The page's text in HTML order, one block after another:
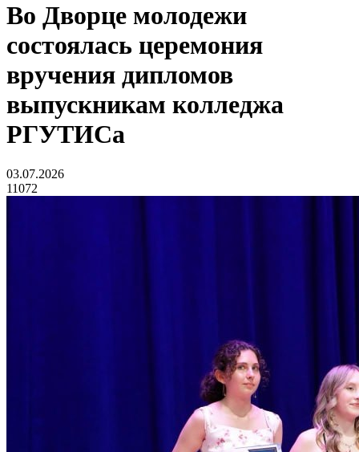
Во Дворце молодежи
состоялась церемония
вручения дипломов
выпускникам колледжа
РГУТИСа
03.07.2026
11072